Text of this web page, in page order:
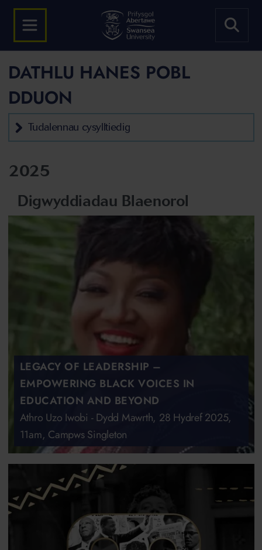
DATHLU HANES POBL
DDUON
Tudalennau cysylltiedig
2025
Digwyddiadau Blaenorol
LEGACY OF LEADERSHIP –
EMPOWERING BLACK VOICES IN
EDUCATION AND BEYOND
Athro Uzo Iwobi - Dydd Mawrth, 28 Hydref 2025,
11am, Campws Singleton